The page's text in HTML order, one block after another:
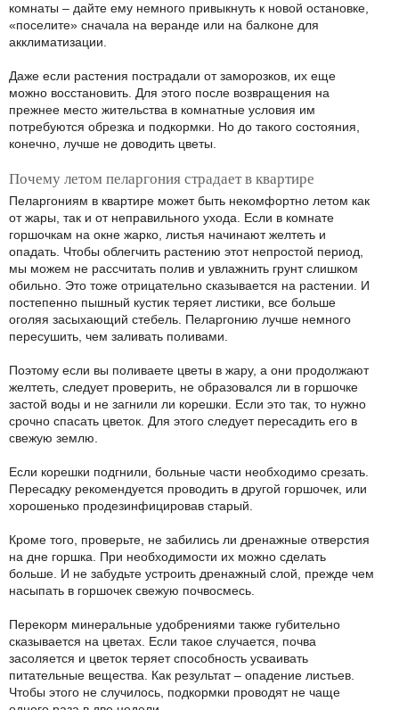
комнаты – дайте ему немного привыкнуть к новой остановке,
«поселите» сначала на веранде или на балконе для
акклиматизации.
Даже если растения пострадали от заморозков, их еще
можно восстановить. Для этого после возвращения на
прежнее место жительства в комнатные условия им
потребуются обрезка и подкормки. Но до такого состояния,
конечно, лучше не доводить цветы.
Почему летом пеларгония страдает в квартире
Пеларгониям в квартире может быть некомфортно летом как
от жары, так и от неправильного ухода. Если в комнате
горшочкам на окне жарко, листья начинают желтеть и
опадать. Чтобы облегчить растению этот непростой период,
мы можем не рассчитать полив и увлажнить грунт слишком
обильно. Это тоже отрицательно сказывается на растении. И
постепенно пышный кустик теряет листики, все больше
оголяя засыхающий стебель. Пеларгонию лучше немного
пересушить, чем заливать поливами.
Поэтому если вы поливаете цветы в жару, а они продолжают
желтеть, следует проверить, не образовался ли в горшочке
застой воды и не загнили ли корешки. Если это так, то нужно
срочно спасать цветок. Для этого следует пересадить его в
свежую землю.
Если корешки подгнили, больные части необходимо срезать.
Пересадку рекомендуется проводить в другой горшочек, или
хорошенько продезинфицировав старый.
Кроме того, проверьте, не забились ли дренажные отверстия
на дне горшка. При необходимости их можно сделать
больше. И не забудьте устроить дренажный слой, прежде чем
насыпать в горшочек свежую почвосмесь.
Перекорм минеральные удобрениями также губительно
сказывается на цветах. Если такое случается, почва
засоляется и цветок теряет способность усваивать
питательные вещества. Как результат – опадение листьев.
Чтобы этого не случилось, подкормки проводят не чаще